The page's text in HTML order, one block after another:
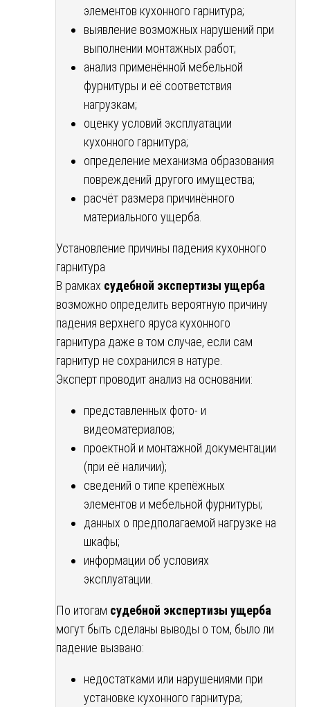
элементов кухонного гарнитура;
выявление возможных нарушений при
выполнении монтажных работ;
анализ применённой мебельной
фурнитуры и её соответствия
нагрузкам;
оценку условий эксплуатации
кухонного гарнитура;
определение механизма образования
повреждений другого имущества;
расчёт размера причинённого
материального ущерба.
Установление причины падения кухонного
гарнитура
В рамках судебной экспертизы ущерба
возможно определить вероятную причину
падения верхнего яруса кухонного
гарнитура даже в том случае, если сам
гарнитур не сохранился в натуре.
Эксперт проводит анализ на основании:
представленных фото- и
видеоматериалов;
проектной и монтажной документации
(при её наличии);
сведений о типе крепёжных
элементов и мебельной фурнитуры;
данных о предполагаемой нагрузке на
шкафы;
информации об условиях
эксплуатации.
По итогам судебной экспертизы ущерба
могут быть сделаны выводы о том, было ли
падение вызвано:
недостатками или нарушениями при
установке кухонного гарнитура;